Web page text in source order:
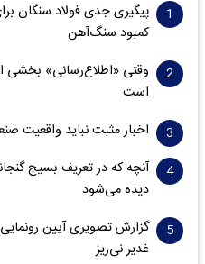
پیگیری جدی فولاد سنگان
کمبود سنگ‌آهن
وقتی «اطلاع‌رسانی» بخشی
است
اخبار مثبت نباید واقعیت
آنچه که در تعریف بسیج
دیده می‌شود
گزارش تصویری آیین
غدیر نی‌ریز